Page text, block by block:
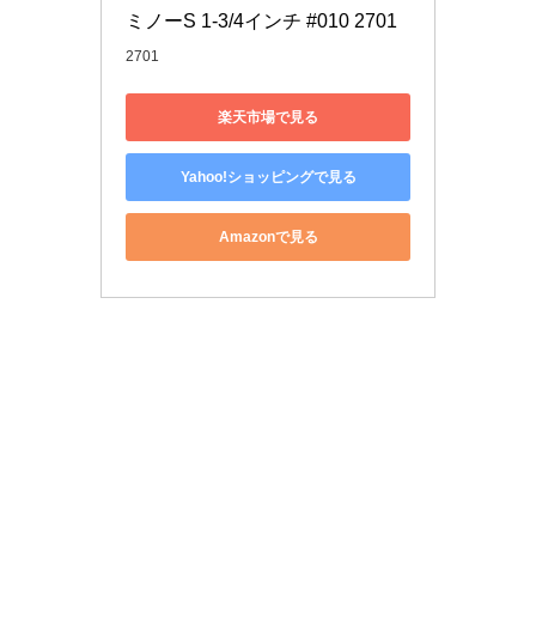
ミノーS 1‐3/4インチ #010 2701
2701
楽天市場で見る
Yahoo!ショッピングで見る
Amazonで見る